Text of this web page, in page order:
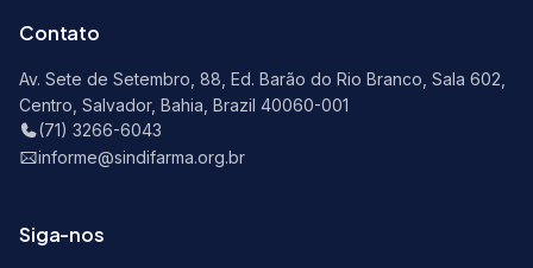
Contato
Av. Sete de Setembro, 88, Ed. Barão do Rio Branco, Sala 602,
Centro, Salvador, Bahia, Brazil 40060-001
(71) 3266-6043
informe@sindifarma.org.br
Siga-nos